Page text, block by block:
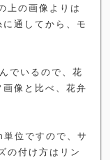
上の画像よりは
通してから、モ
でいるので、花
像と比べ、花弁
位ですので、サ
の付け方はリン